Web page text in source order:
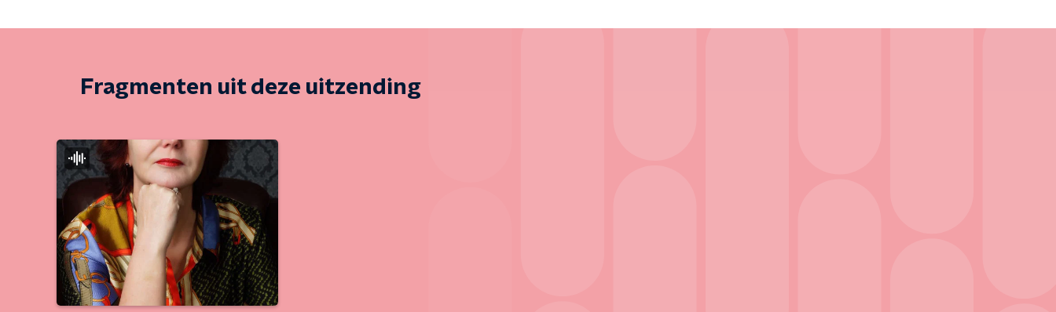
Fragmenten uit deze uitzending